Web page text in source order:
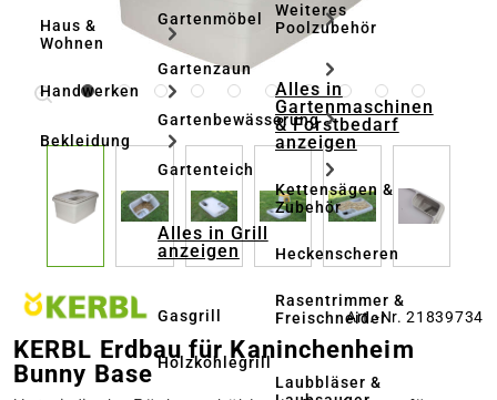
Haus &
Wohnen
Handwerken
Bekleidung
Gartenmöbel
Gartenzaun
Gartenbewässerung
Gartenteich
Alles in Grill
anzeigen
Gasgrill
Holzkohlegrill
Weiteres
Poolzubehör
Alles in
Gartenmaschinen
& Forstbedarf
anzeigen
Kettensägen &
Zubehör
Heckenscheren
Rasentrimmer &
Freischneider
Laubbläser &
Art.-Nr. 21839734
KERBL Erdbau für Kaninchenheim
Bunny Base